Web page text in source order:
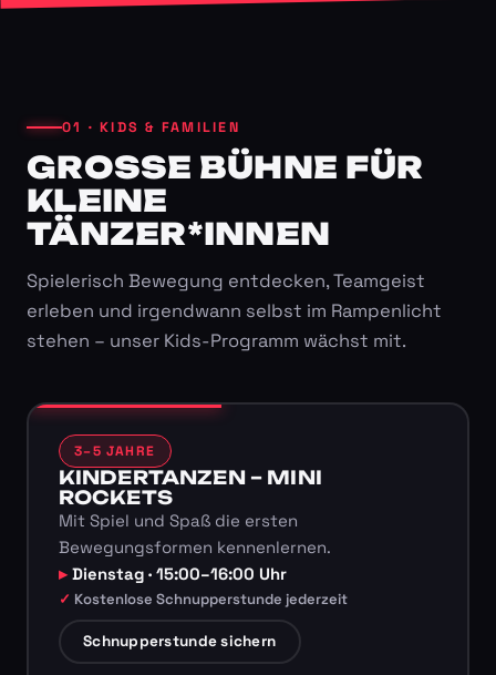
01 · KIDS & FAMILIEN
GROSSE BÜHNE FÜR K
LEINE T
ÄNZER*INNEN
Spielerisch Bewegung entdecken, Teamgeist
erleben und irgendwann selbst im Rampenlicht
stehen – unser Kids-Programm wächst mit.
3–5 JAHRE
KINDERTANZEN – MINI
ROCKETS
Mit Spiel und Spaß die ersten
Bewegungsformen kennenlernen.
Dienstag · 15:00–16:00 Uhr
Kostenlose Schnupperstunde jederzeit
Schnupperstunde sichern